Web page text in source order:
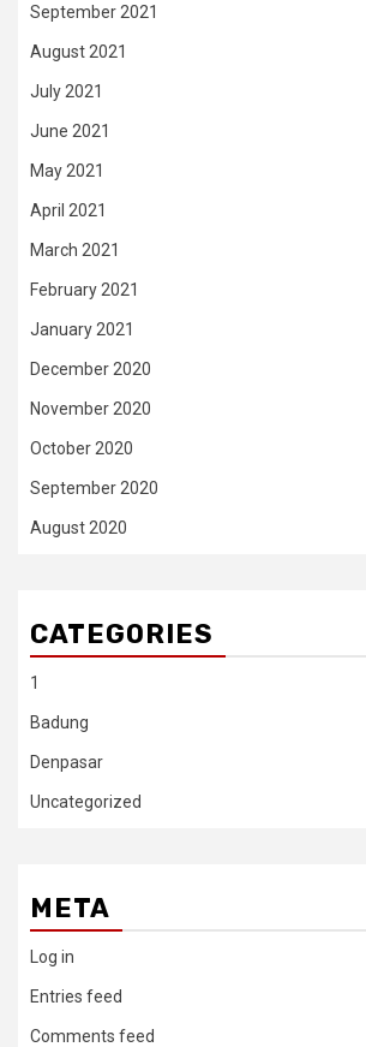
September 2021
August 2021
July 2021
June 2021
May 2021
April 2021
March 2021
February 2021
January 2021
December 2020
November 2020
October 2020
September 2020
August 2020
CATEGORIES
1
Badung
Denpasar
Uncategorized
META
Log in
Entries feed
Comments feed